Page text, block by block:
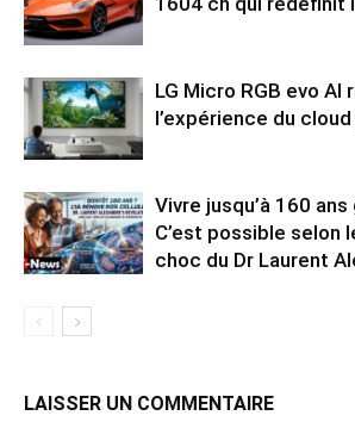
LG Micro RGB evo AI
l’expérience du
Vivre jusqu’à 160 ans
C’est possible selon
choc du Dr Laurent
LAISSER UN COMMENTAIRE